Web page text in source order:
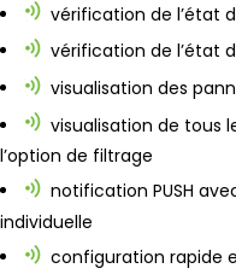
vérification de l’état
vérification de l’état
visualisation des
visualisation de tous
l’option de filtrage
notification PUSH
individuelle
configuration rapide